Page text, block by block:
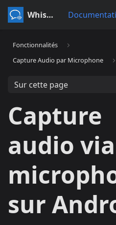
Whisperr
Fonctionnalités
Capture Audio par Microphone
Sur cette page
Capture
audio via
sur